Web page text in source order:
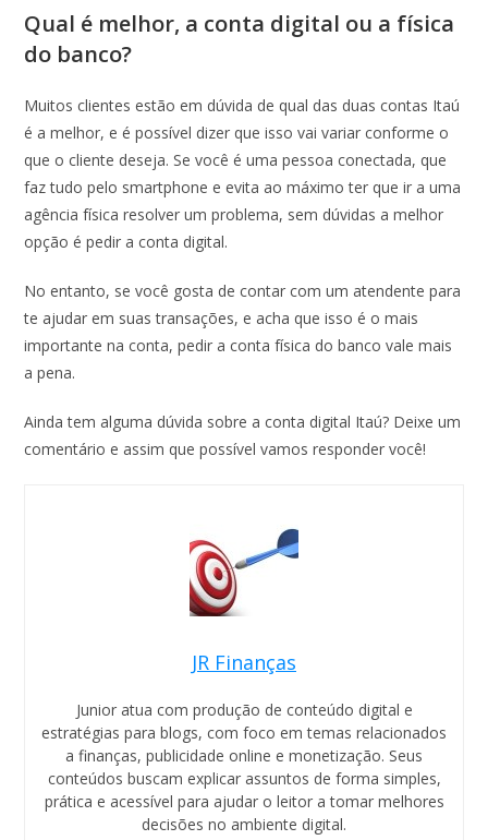
Qual é melhor, a conta digital ou a física
do banco?
Muitos clientes estão em dúvida de qual das duas contas Itaú
é a melhor, e é possível dizer que isso vai variar conforme o
que o cliente deseja. Se você é uma pessoa conectada, que
faz tudo pelo smartphone e evita ao máximo ter que ir a uma
agência física resolver um problema, sem dúvidas a melhor
opção é pedir a conta digital.
No entanto, se você gosta de contar com um atendente para
te ajudar em suas transações, e acha que isso é o mais
importante na conta, pedir a conta física do banco vale mais
a pena.
Ainda tem alguma dúvida sobre a conta digital Itaú? Deixe um
comentário e assim que possível vamos responder você!
JR Finanças
Junior atua com produção de conteúdo digital e
estratégias para blogs, com foco em temas relacionados
a finanças, publicidade online e monetização. Seus
conteúdos buscam explicar assuntos de forma simples,
prática e acessível para ajudar o leitor a tomar melhores
decisões no ambiente digital.